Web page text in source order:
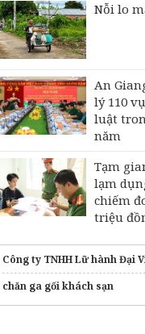
Nỗi lo
An
lý 110
luật
năm
Tạm
lạm
chiếm
triệu
Công ty TNHH Lữ hành Đại
chăn ga gối khách sạn